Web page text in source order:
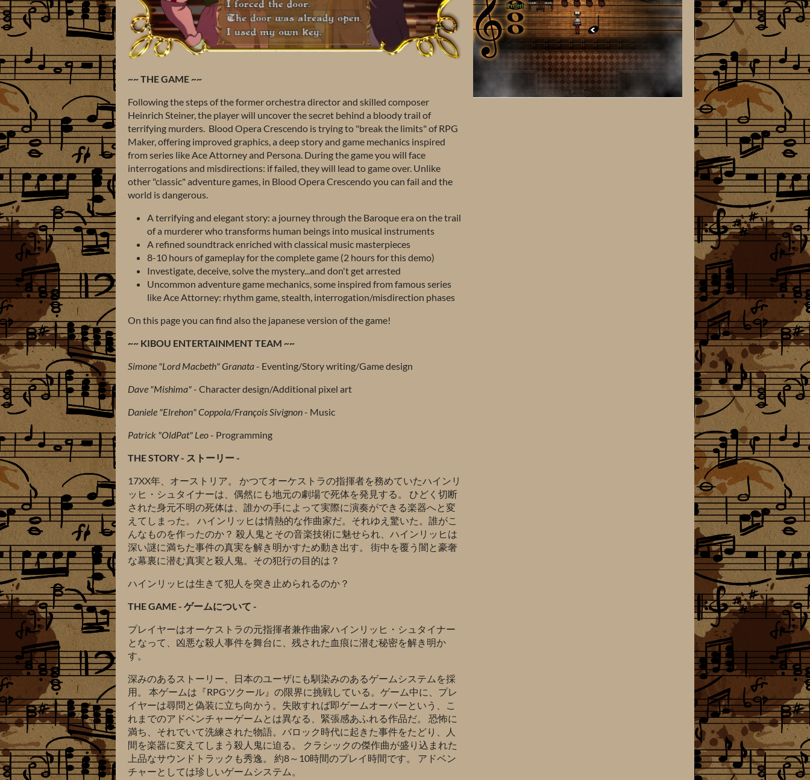
~~ THE GAME ~~
Following the steps of the former orchestra director and skilled composer
Heinrich Steiner, the player will uncover the secret behind a bloody trail of
terrifying murders. Blood Opera Crescendo is trying to "break the limits" of RPG
Maker, offering improved graphics, a deep story and game mechanics inspired
from series like Ace Attorney and Persona. During the game you will face
interrogations and misdirections: if failed, they will lead to game over. Unlike
other "classic" adventure games, in Blood Opera Crescendo you can fail and the
world is dangerous.
A terrifying and elegant story: a journey through the Baroque era on the trail
of a murderer who transforms human beings into musical instruments
A refined soundtrack enriched with classical music masterpieces
8-10 hours of gameplay for the complete game (2 hours for this demo)
Investigate, deceive, solve the mystery...and don't get arrested
Uncommon adventure game mechanics, some inspired from famous series
like Ace Attorney: rhythm game, stealth, interrogation/misdirection phases
On this page you can find also the japanese version of the game!
~~ KIBOU ENTERTAINMENT TEAM ~~
Simone "Lord Macbeth" Granata- Eventing/Story writing/Game design
Dave "Mishima"- Character design/Additional pixel art
Daniele "Elrehon" Coppola/François Sivignon- Music
Patrick "OldPat" Leo- Programming
THE STORY - ストーリー -
17XX年、オーストリア。 かつてオーケストラの指揮者を務めていたハインリ
ッヒ・シュタイナーは、偶然にも地元の劇場で死体を発見する。 ひどく切断
された身元不明の死体は、誰かの手によって実際に演奏ができる楽器へと変
えてしまった。 ハインリッヒは情熱的な作曲家だ。それゆえ驚いた。誰がこ
んなものを作ったのか？ 殺人鬼とその音楽技術に魅せられ、ハインリッヒは
深い謎に満ちた事件の真実を解き明かすため動き出す。 街中を覆う闇と豪奢
な幕裏に潜む真実と殺人鬼。その犯行の目的は？
ハインリッヒは生きて犯人を突き止められるのか？
THE GAME - ゲームについて -
プレイヤーはオーケストラの元指揮者兼作曲家ハインリッヒ・シュタイナー
となって、凶悪な殺人事件を舞台に、残された血痕に潜む秘密を解き明か
す。
深みのあるストーリー、日本のユーザにも馴染みのあるゲームシステムを採
用。 本ゲームは『RPGツクール』の限界に挑戦している。ゲーム中に、プレ
イヤーは尋問と偽装に立ち向かう。失敗すれば即ゲームオーバーという、こ
れまでのアドベンチャーゲームとは異なる、緊張感あふれる作品だ。 恐怖に
満ち、それでいて洗練された物語。バロック時代に起きた事件をたどり、人
間を楽器に変えてしまう殺人鬼に迫る。 クラシックの傑作曲が盛り込まれた
上品なサウンドトラックも秀逸。 約8～10時間のプレイ時間です。 アドベン
チャーとしては珍しいゲームシステム。